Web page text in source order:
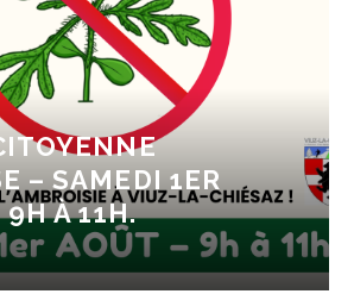
– SAMEDI 1ER
9H À 11H.